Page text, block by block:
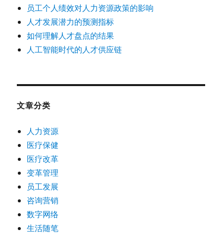
员工个人绩效对人力资源政策的影响
人才发展潜力的预测指标
如何理解人才盘点的结果
人工智能时代的人才供应链
文章分类
人力资源
医疗保健
医疗改革
变革管理
员工发展
咨询营销
数字网络
生活随笔